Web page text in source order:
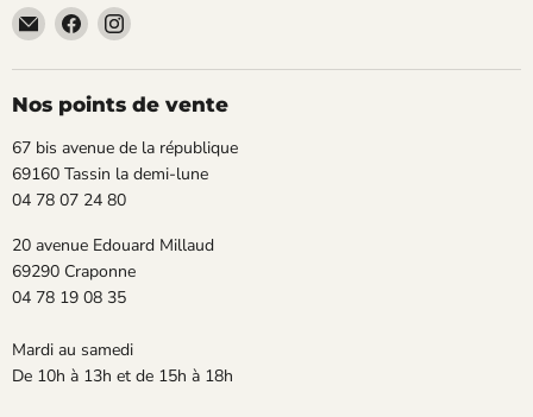
Email
TECLAB
Trouvez-
nous
sur
Facebook
Trouvez-
sur
Instagram
Nos points de vente
67 bis avenue de la république
69160 Tassin la demi-lune
04 78 07 24 80
20 avenue Edouard Millaud
69290 Craponne
04 78 19 08 35
Mardi au samedi
De 10h à 13h et de 15h à 18h